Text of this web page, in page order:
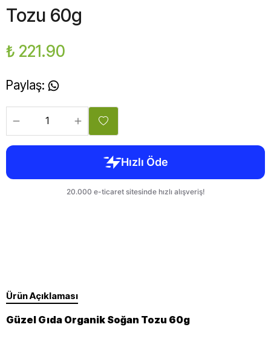
Tozu 60g
₺ 221.90
Paylaş:
Ürün Açıklaması
Güzel Gıda Organik Soğan Tozu 60g